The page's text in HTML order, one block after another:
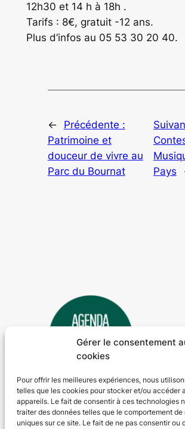
Gérer le consentement
cookies
Pour offrir les meilleures expériences, nous
telles que les cookies pour stocker et/ou accéder
appareils. Le fait de consentir à ces technologies
traiter des données telles que le comportement de
uniques sur ce site. Le fait de ne pas consentir ou
12h30 et 14 h à 18h .
Tarifs : 8€, gratuit -12 ans.
Plus d’infos au 05 53 30 20 40.
←
Précédente :
Patrimoine et
douceur de vivre au
Parc du Bournat
Pays
Agenda 24
L'agenda des manifestations et activités